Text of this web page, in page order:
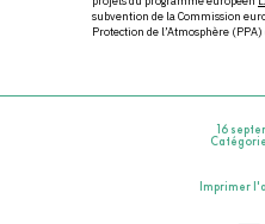
subvention de la Commission
Protection de l’Atmosphère
16
Imprimer